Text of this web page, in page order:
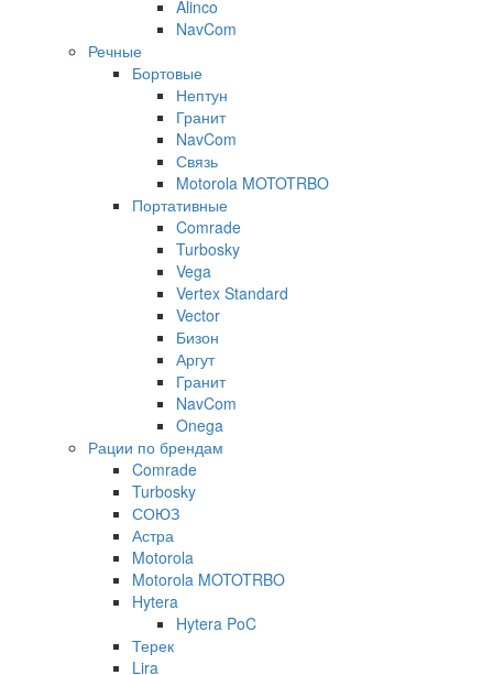
Alinco
NavCom
Речные
Бортовые
Нептун
Гранит
NavCom
Связь
Motorola MOTOTRBO
Портативные
Comrade
Turbosky
Vega
Vertex Standard
Vector
Бизон
Аргут
Гранит
NavCom
Onega
Рации по брендам
Comrade
Turbosky
СОЮЗ
Астра
Motorola
Motorola MOTOTRBO
Hytera
Hytera PoC
Терек
Lira